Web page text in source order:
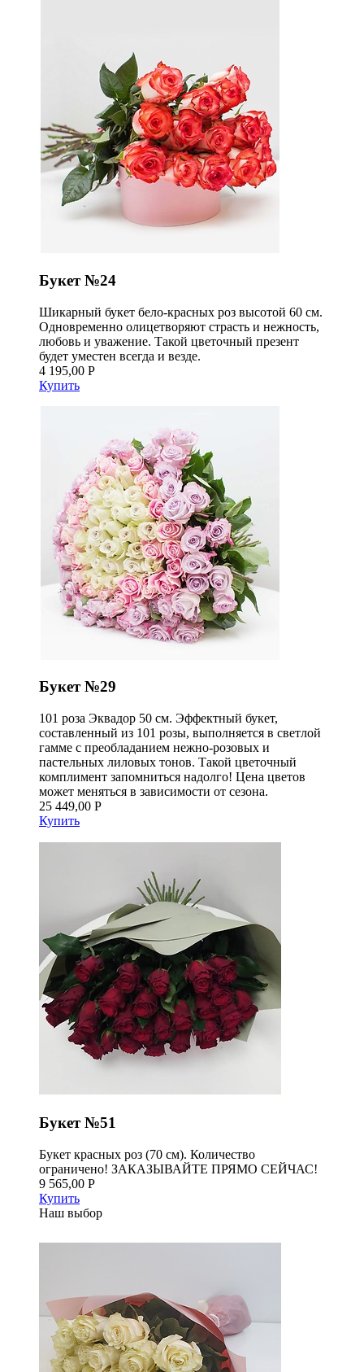
Букет №24
Шикарный букет бело-красных роз высотой 60 см.
Одновременно олицетворяют страсть и нежность,
любовь и уважение. Такой цветочный презент
будет уместен всегда и везде.
4 195,00 Р
Купить
Букет №29
101 роза Эквадор 50 см. Эффектный букет,
составленный из 101 розы, выполняется в светлой
гамме с преобладанием нежно-розовых и
пастельных лиловых тонов. Такой цветочный
комплимент запомниться надолго! Цена цветов
может меняться в зависимости от сезона.
25 449,00 Р
Купить
Букет №51
Букет красных роз (70 см). Количество
ограничено! ЗАКАЗЫВАЙТЕ ПРЯМО СЕЙЧАС!
9 565,00 Р
Купить
Наш выбор